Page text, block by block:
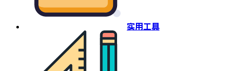
实用工具